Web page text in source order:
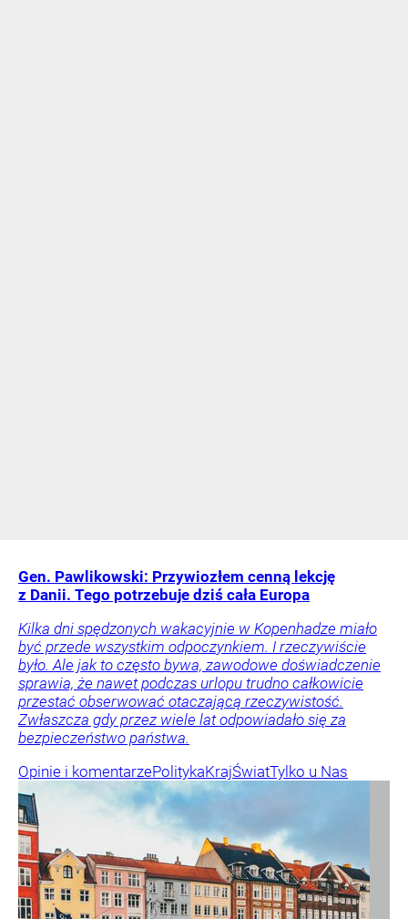
Gen. Pawlikowski: Przywiozłem cenną lekcję
z Danii. Tego potrzebuje dziś cała Europa
Kilka dni spędzonych wakacyjnie w Kopenhadze miało
być przede wszystkim odpoczynkiem. I rzeczywiście
było. Ale jak to często bywa, zawodowe doświadczenie
sprawia, że nawet podczas urlopu trudno całkowicie
przestać obserwować otaczającą rzeczywistość.
Zwłaszcza gdy przez wiele lat odpowiadało się za
bezpieczeństwo państwa.
Opinie i komentarzePolitykaKrajŚwiatTylko u Nas